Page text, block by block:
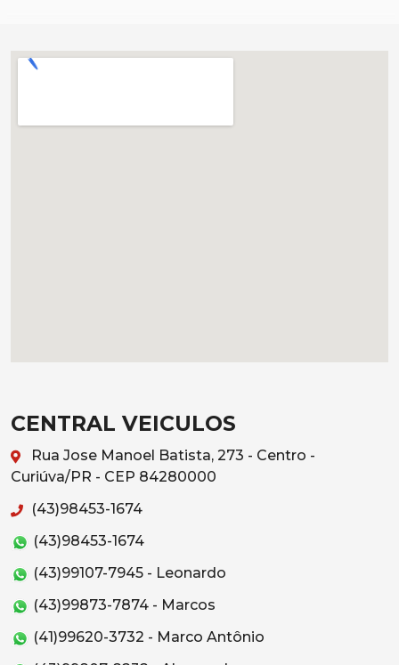
CENTRAL VEICULOS
Rua Jose Manoel Batista, 273 - Centro -
Curiúva/PR - CEP 84280000
(43)98453-1674
(43)98453-1674
(43)99107-7945 - Leonardo
(43)99873-7874 - Marcos
(41)99620-3732 - Marco Antônio